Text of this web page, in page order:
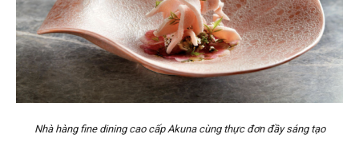
Nhà hàng fine dining cao cấp Akuna cùng thực đơn đầy sáng tạo